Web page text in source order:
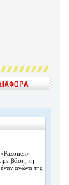
με βάση, τη
αγώνα της